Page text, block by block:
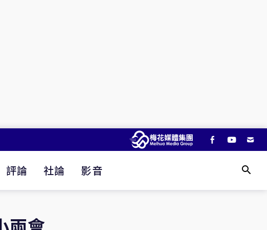
評論 社論 影音